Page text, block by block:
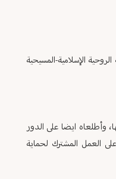
الإسلامية-المسيحية
وأطلعاه ايضا على الدور
العمل المشترك لحماية